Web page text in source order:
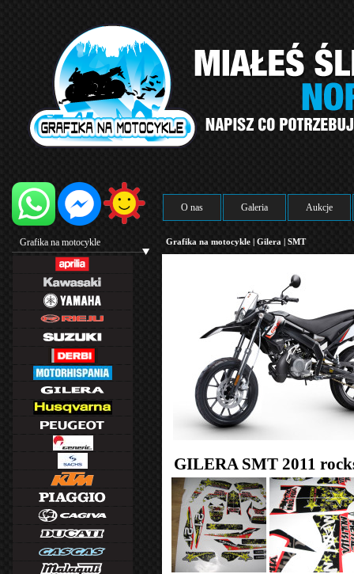
O nas Galeria Aukcje
Grafika na motocykle Grafika na motocykle | Gilera | SMT
GILERA SMT 2011